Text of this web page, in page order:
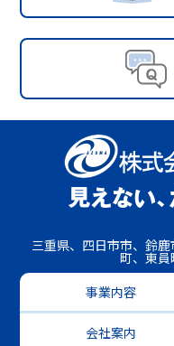
三重県、四日市市、鈴
町、東
事業内容
会社案内